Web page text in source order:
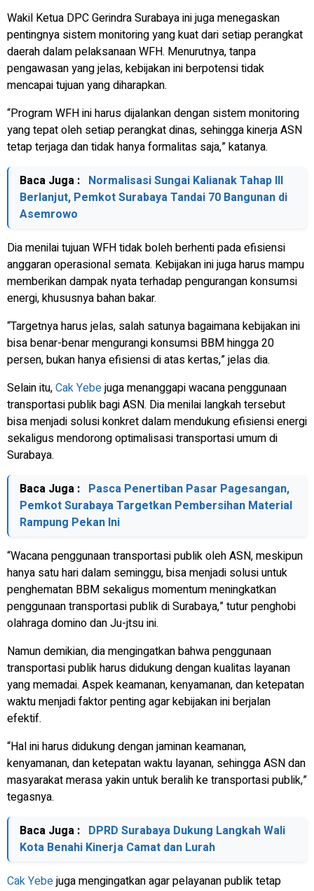
Wakil Ketua DPC Gerindra Surabaya ini juga menegaskan
pentingnya sistem monitoring yang kuat dari setiap perangkat
daerah dalam pelaksanaan WFH. Menurutnya, tanpa
pengawasan yang jelas, kebijakan ini berpotensi tidak
mencapai tujuan yang diharapkan.
“Program WFH ini harus dijalankan dengan sistem monitoring
yang tepat oleh setiap perangkat dinas, sehingga kinerja ASN
tetap terjaga dan tidak hanya formalitas saja,” katanya.
Baca Juga : Normalisasi Sungai Kalianak Tahap III
Berlanjut, Pemkot Surabaya Tandai 70 Bangunan di
Asemrowo
Dia menilai tujuan WFH tidak boleh berhenti pada efisiensi
anggaran operasional semata. Kebijakan ini juga harus mampu
memberikan dampak nyata terhadap pengurangan konsumsi
energi, khususnya bahan bakar.
“Targetnya harus jelas, salah satunya bagaimana kebijakan ini
bisa benar-benar mengurangi konsumsi BBM hingga 20
persen, bukan hanya efisiensi di atas kertas,” jelas dia.
Selain itu,Cak Yebejuga menanggapi wacana penggunaan
transportasi publik bagi ASN. Dia menilai langkah tersebut
bisa menjadi solusi konkret dalam mendukung efisiensi energi
sekaligus mendorong optimalisasi transportasi umum di
Surabaya.
Baca Juga : Pasca Penertiban Pasar Pagesangan,
Pemkot Surabaya Targetkan Pembersihan Material
Rampung Pekan Ini
“Wacana penggunaan transportasi publik oleh ASN, meskipun
hanya satu hari dalam seminggu, bisa menjadi solusi untuk
penghematan BBM sekaligus momentum meningkatkan
penggunaan transportasi publik di Surabaya,” tutur penghobi
olahraga domino dan Ju-jtsu ini.
Namun demikian, dia mengingatkan bahwa penggunaan
transportasi publik harus didukung dengan kualitas layanan
yang memadai. Aspek keamanan, kenyamanan, dan ketepatan
waktu menjadi faktor penting agar kebijakan ini berjalan
efektif.
“Hal ini harus didukung dengan jaminan keamanan,
kenyamanan, dan ketepatan waktu layanan, sehingga ASN dan
masyarakat merasa yakin untuk beralih ke transportasi publik,”
tegasnya.
Baca Juga : DPRD Surabaya Dukung Langkah Wali
Kota Benahi Kinerja Camat dan Lurah
Cak Yebejuga mengingatkan agar pelayanan publik tetap